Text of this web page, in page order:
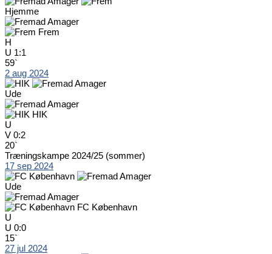
Hjemme
Frem
H
U 1:1
59`
2 aug 2024
Ude
HIK
U
V 0:2
20`
Træningskampe 2024/25 (sommer)
17 sep 2024
Ude
FC København
U
U 0:0
15`
27 jul 2024